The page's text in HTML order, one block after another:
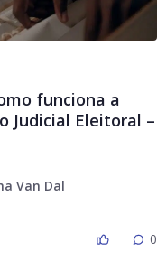
funciona a
Judicial Eleitoral –
Van Dal
0